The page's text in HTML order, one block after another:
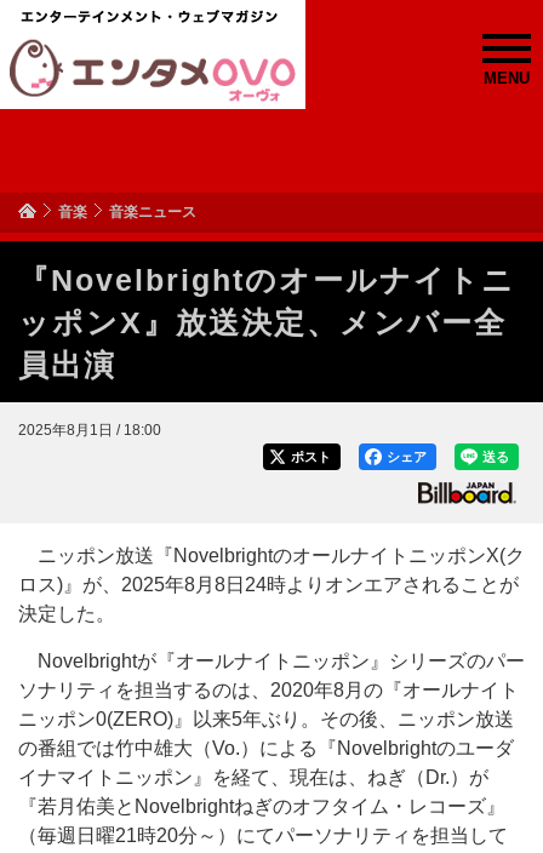
MENU
音楽 音楽ニュース
『Novelbrightのオールナイトニ
ッポンX』放送決定、メンバー全
員出演
2025年8月1日 / 18:00
送る
シェア
ポスト
ニッポン放送『NovelbrightのオールナイトニッポンX(ク
ロス)』が、2025年8月8日24時よりオンエアされることが
決定した。
Novelbrightが『オールナイトニッポン』シリーズのパー
ソナリティを担当するのは、2020年8月の『オールナイト
ニッポン0(ZERO)』以来5年ぶり。その後、ニッポン放送
の番組では竹中雄大（Vo.）による『Novelbrightのユーダ
イナマイトニッポン』を経て、現在は、ねぎ（Dr.）が
『若月佑美とNovelbrightねぎのオフタイム・レコーズ』
（毎週日曜21時20分～）にてパーソナリティを担当して